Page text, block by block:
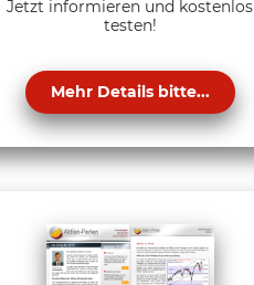
Jetzt informieren und kostenlos
testen!
Mehr Details bitte...